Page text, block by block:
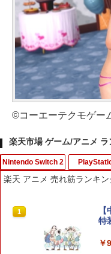
©コーエーテクモゲー
楽天市場 ゲーム/アニメ ラ
Nintendo Switch 2
1
ィ
ゼ
1
ト:
1
楽天 アニメ 売れ筋ランキン
1
特
￥